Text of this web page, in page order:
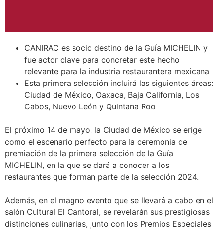
CANIRAC es socio destino de la Guía MICHELIN y
fue actor clave para concretar este hecho
relevante para la industria restaurantera mexicana
Esta primera selección incluirá las siguientes áreas:
Ciudad de México, Oaxaca, Baja California, Los
Cabos, Nuevo León y Quintana Roo
El próximo 14 de mayo, la Ciudad de México se erige
como el escenario perfecto para la ceremonia de
premiación de la primera selección de la Guía
MICHELIN, en la que se dará a conocer a los
restaurantes que forman parte de la selección 2024.
Además, en el magno evento que se llevará a cabo en el
salón Cultural El Cantoral, se revelarán sus prestigiosas
distinciones culinarias, junto con los Premios Especiales